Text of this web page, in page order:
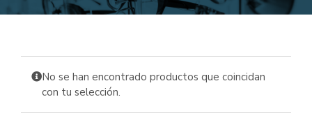
¿DÓNDE ENCONTRARNOS?
BLOG
No se han encontrado productos que coincidan
con tu selección.